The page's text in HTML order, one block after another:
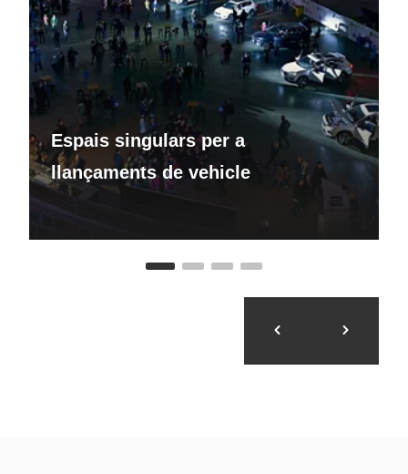
Espais singulars per a
llançaments de vehicle